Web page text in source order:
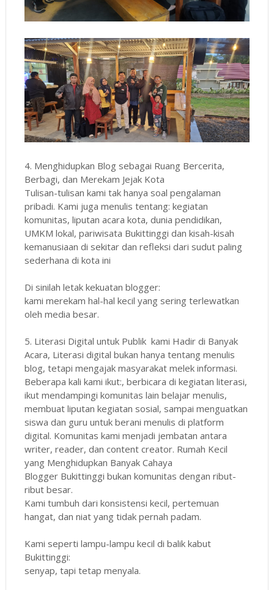
4. Menghidupkan Blog sebagai Ruang Bercerita,
Berbagi, dan Merekam Jejak Kota
Tulisan-tulisan kami tak hanya soal pengalaman
pribadi. Kami juga menulis tentang: kegiatan
komunitas, liputan acara kota, dunia pendidikan,
UMKM lokal, pariwisata Bukittinggi dan kisah-kisah
kemanusiaan di sekitar dan refleksi dari sudut paling
sederhana di kota ini
Di sinilah letak kekuatan blogger:
kami merekam hal-hal kecil yang sering terlewatkan
oleh media besar.
5. Literasi Digital untuk Publik kami Hadir di Banyak
Acara, Literasi digital bukan hanya tentang menulis
blog, tetapi mengajak masyarakat melek informasi.
Beberapa kali kami ikut:, berbicara di kegiatan literasi,
ikut mendampingi komunitas lain belajar menulis,
membuat liputan kegiatan sosial, sampai menguatkan
siswa dan guru untuk berani menulis di platform
digital. Komunitas kami menjadi jembatan antara
writer, reader, dan content creator. Rumah Kecil
yang Menghidupkan Banyak Cahaya
Blogger Bukittinggi bukan komunitas dengan ribut-
ribut besar.
Kami tumbuh dari konsistensi kecil, pertemuan
hangat, dan niat yang tidak pernah padam.
Kami seperti lampu-lampu kecil di balik kabut
Bukittinggi:
senyap, tapi tetap menyala.